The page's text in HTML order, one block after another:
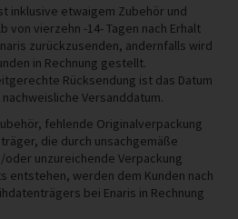
inklusive etwaigem Zubehör und
von vierzehn -14- Tagen nach Erhalt
zurückzusenden, andernfalls wird
in Rechnung gestellt.
Rücksendung ist das Datum
Versanddatum.
fehlende Originalverpackung
die durch unsachgemäße
unzureichende Verpackung
entstehen, werden dem Kunden nach
bei Enaris in Rechnung